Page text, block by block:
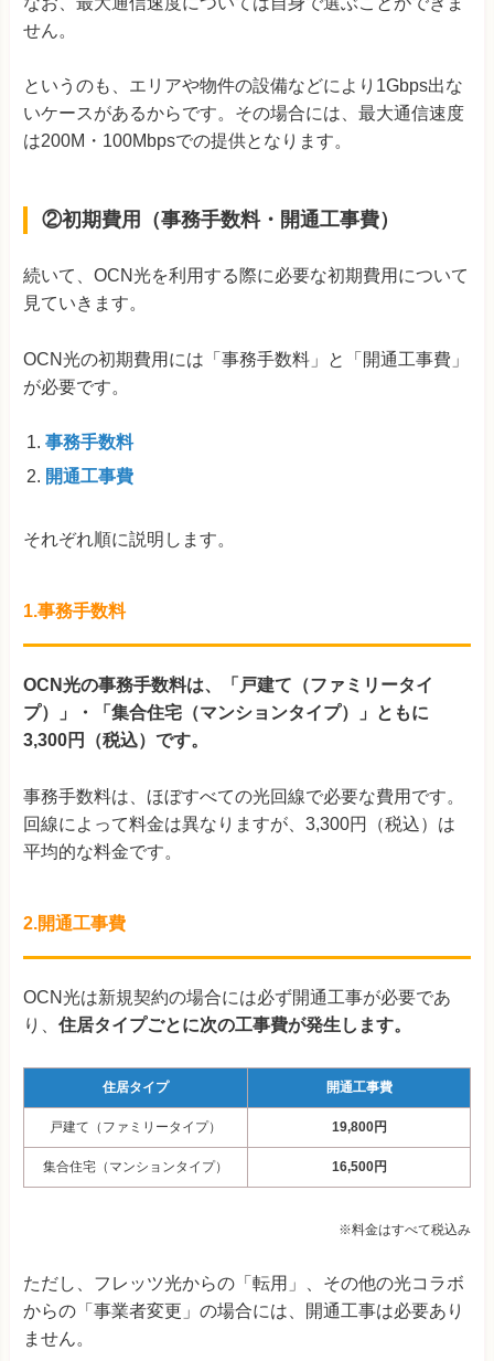
せん。
というのも、エリアや物件の設備などにより1Gbps出な
いケースがあるからです。その場合には、最大通信速度
は200M・100Mbpsでの提供となります。
②初期費用（事務手数料・開通工事費）
続いて、OCN光を利用する際に必要な初期費用について
見ていきます。
OCN光の初期費用には「事務手数料」と「開通工事費」
が必要です。
事務手数料
開通工事費
それぞれ順に説明します。
1.事務手数料
OCN光の事務手数料は、「戸建て（ファミリータイ
プ）」・「集合住宅（マンションタイプ）」ともに
3,300円（税込）です。
事務手数料は、ほぼすべての光回線で必要な費用です。
回線によって料金は異なりますが、3,300円（税込）は
平均的な料金です。
2.開通工事費
OCN光は新規契約の場合には必ず開通工事が必要であ
り、 住居タイプごとに次の工事費が発生します。
住居タイプ 開通工事費
戸建て（ファミリータイプ） 19,800円
集合住宅（マンションタイプ） 16,500円
※料金はすべて税込み
ただし、フレッツ光からの「転用」、その他の光コラボ
からの「事業者変更」の場合には、開通工事は必要あり
ません。